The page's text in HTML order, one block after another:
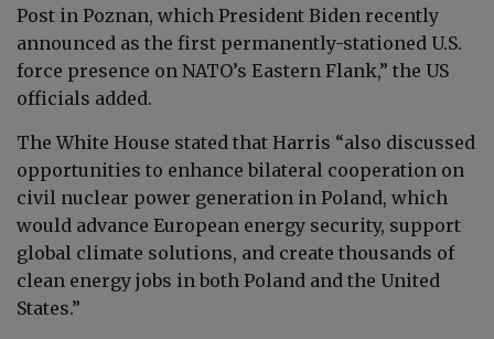
Post in Poznan, which President Biden recently
announced as the first permanently-stationed U.S.
force presence on NATO’s Eastern Flank,” the US
officials added.
The White House stated that Harris “also discussed
opportunities to enhance bilateral cooperation on
civil nuclear power generation in Poland, which
would advance European energy security, support
global climate solutions, and create thousands of
clean energy jobs in both Poland and the United
States.”